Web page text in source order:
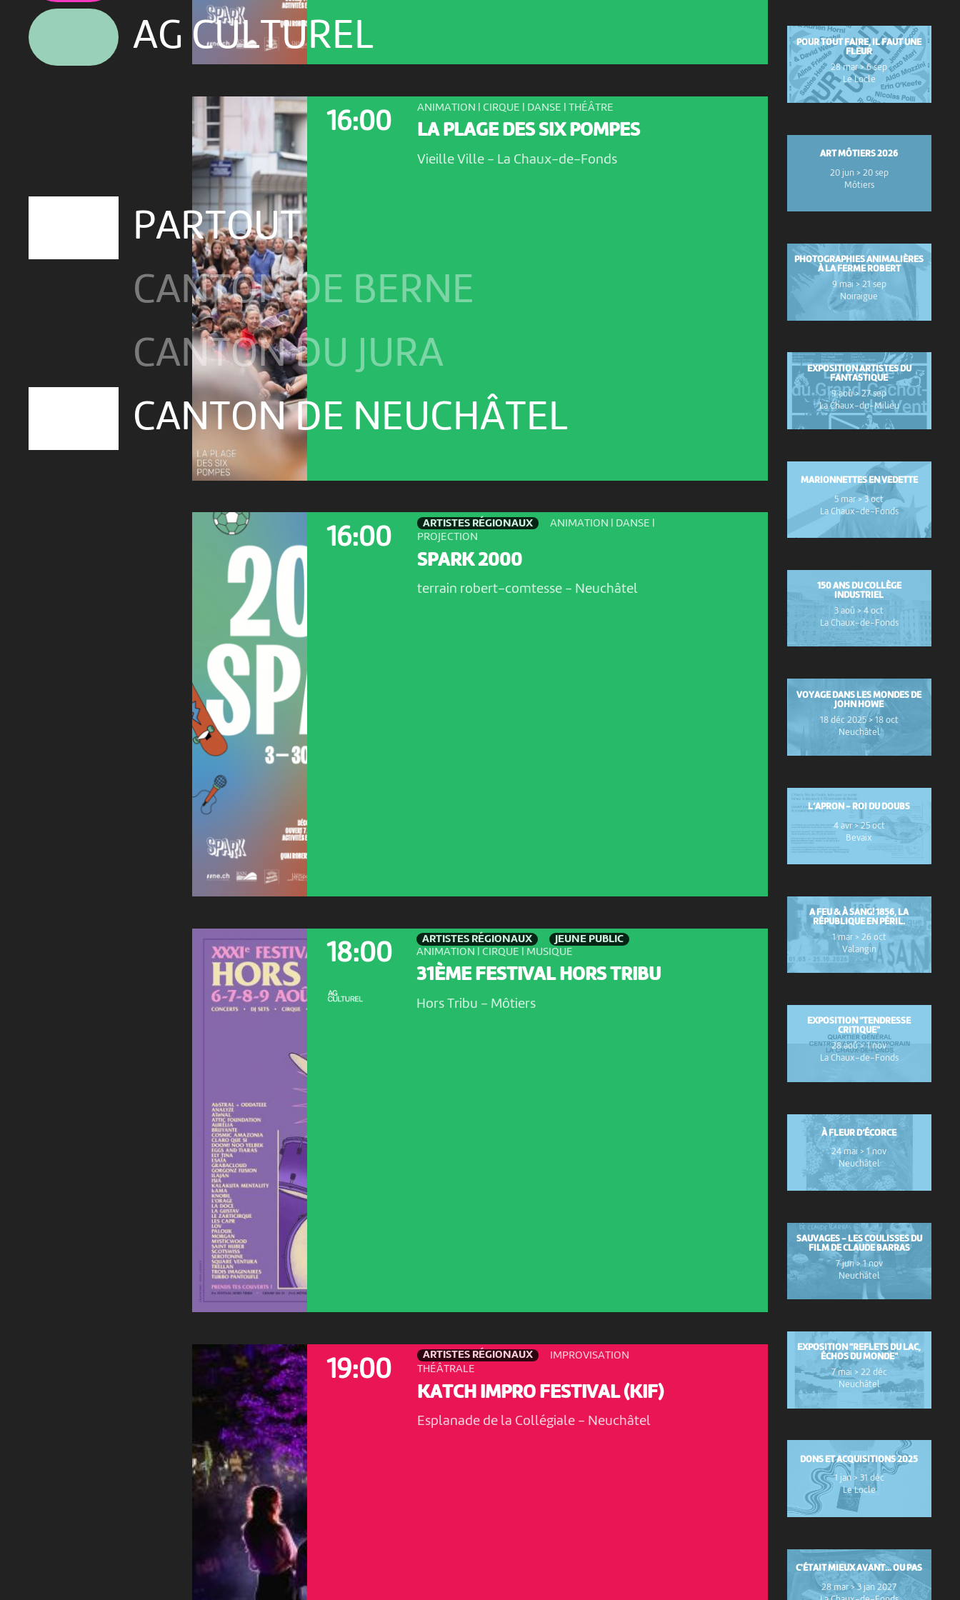
AG CULTUREL
PARTOUT
CANTON DE BERNE
CANTON DU JURA
CANTON DE NEUCHÂTEL
16:00 ANIMATION | CIRQUE | DANSE | THÉÂTRE
LA PLAGE DES SIX POMPES
Vieille Ville - La Chaux-de-Fonds
16:00
ARTISTES RÉGIONAUX
ANIMATION | DANSE |
PROJECTION
SPARK 2000
terrain robert-comtesse - Neuchâtel
18:00
ARTISTES RÉGIONAUX
JEUNE PUBLIC
ANIMATION | CIRQUE | MUSIQUE
31ÈME FESTIVAL HORS TRIBU
Hors Tribu - Môtiers
19:00
ARTISTES RÉGIONAUX
IMPROVISATION
THÉÂTRALE
KATCH IMPRO FESTIVAL (KIF)
Esplanade de la Collégiale - Neuchâtel
POUR TOUT FAIRE, IL FAUT UNE
FLEUR
28 mar > 6 sep
Le Locle
ART MÔTIERS 2026
20 jun > 20 sep
Môtiers
PHOTOGRAPHIES ANIMALIÈRES
À LA FERME ROBERT
9 mai > 21 sep
Noiraigue
EXPOSITION ARTISTES DU
FANTASTIQUE
9 aoû > 27 sep
La Chaux-du-Milieu
MARIONNETTES EN VEDETTE
5 mar > 3 oct
La Chaux-de-Fonds
150 ANS DU COLLÈGE
INDUSTRIEL
3 aoû > 4 oct
La Chaux-de-Fonds
VOYAGE DANS LES MONDES DE
JOHN HOWE
18 déc 2025 > 18 oct
Neuchâtel
L’APRON - ROI DU DOUBS
4 avr > 25 oct
Bevaix
A FEU & À SANG! 1856, LA
RÉPUBLIQUE EN PÉRIL.
1 mar > 26 oct
Valangin
EXPOSITION "TENDRESSE
CRITIQUE"
28 aoû > 1 nov
La Chaux-de-Fonds
À FLEUR D’ÉCORCE
24 mai > 1 nov
Neuchâtel
SAUVAGES - LES COULISSES DU
FILM DE CLAUDE BARRAS
7 jun > 1 nov
Neuchâtel
EXPOSITION "REFLETS DU LAC,
ÉCHOS DU MONDE"
7 mai > 22 déc
Neuchâtel
DONS ET ACQUISITIONS 2025
1 jan > 31 déc
Le Locle
C'ÉTAIT MIEUX AVANT... OU PAS
28 mar > 3 jan 2027